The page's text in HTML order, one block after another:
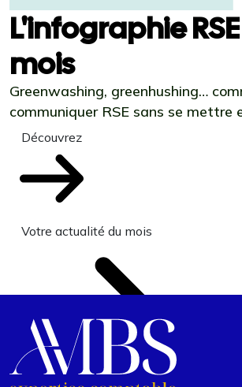
L'infographie
mois
Greenwashing, greenhushing…
communiquer RSE sans se mettre
Découvrez
Votre actualité du mois